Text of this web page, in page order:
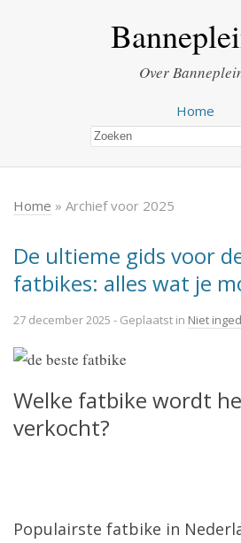
Over
Home
Home » Archief voor 2025
De ultieme gids voor
fatbikes: alles wat je
27 december 2025 - Geplaatst in Niet
Welke fatbike wordt
verkocht?
Populairste fatbike in